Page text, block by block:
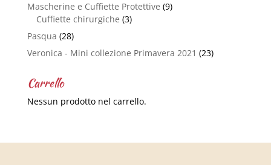
Mascherine e Cuffiette Protettive (9)
Cuffiette chirurgiche (3)
Pasqua (28)
Veronica - Mini collezione Primavera 2021 (23)
Carrello
Nessun prodotto nel carrello.